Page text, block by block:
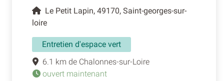
Le Petit Lapin, 49170, Saint-georges-sur-
loire
Entretien d'espace vert
6.1 km de Chalonnes-sur-Loire
ouvert maintenant